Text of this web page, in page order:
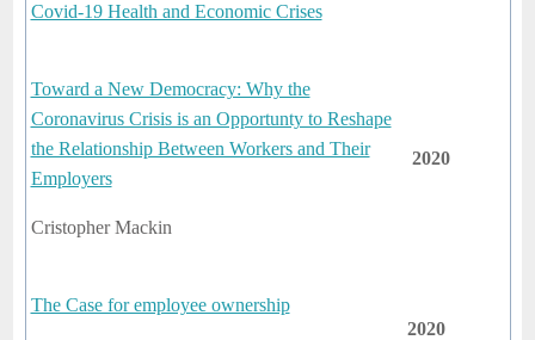
Covid-19 Health and Economic Crises
Toward a New Democracy: Why the
Coronavirus Crisis is an Opportunty to Reshape
the Relationship Between Workers and Their
Employers
Cristopher Mackin
2020
The Case for employee ownership
2020